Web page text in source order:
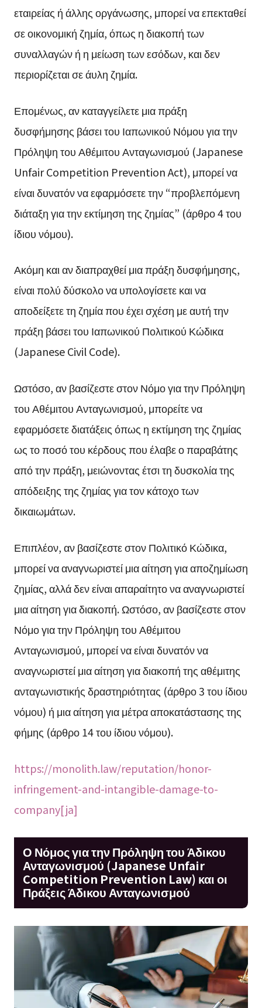
εταιρείας ή άλλης οργάνωσης, μπορεί να επεκταθεί
σε οικονομική ζημία, όπως η διακοπή των
συναλλαγών ή η μείωση των εσόδων, και δεν
περιορίζεται σε άυλη ζημία.
Επομένως, αν καταγγείλετε μια πράξη
δυσφήμησης βάσει του Ιαπωνικού Νόμου για την
Πρόληψη του Αθέμιτου Ανταγωνισμού (Japanese
Unfair Competition Prevention Act), μπορεί να
είναι δυνατόν να εφαρμόσετε την “προβλεπόμενη
διάταξη για την εκτίμηση της ζημίας” (άρθρο 4 του
ίδιου νόμου).
Ακόμη και αν διαπραχθεί μια πράξη δυσφήμησης,
είναι πολύ δύσκολο να υπολογίσετε και να
αποδείξετε τη ζημία που έχει σχέση με αυτή την
πράξη βάσει του Ιαπωνικού Πολιτικού Κώδικα
(Japanese Civil Code).
Ωστόσο, αν βασίζεστε στον Νόμο για την Πρόληψη
του Αθέμιτου Ανταγωνισμού, μπορείτε να
εφαρμόσετε διατάξεις όπως η εκτίμηση της ζημίας
ως το ποσό του κέρδους που έλαβε ο παραβάτης
από την πράξη, μειώνοντας έτσι τη δυσκολία της
απόδειξης της ζημίας για τον κάτοχο των
δικαιωμάτων.
Επιπλέον, αν βασίζεστε στον Πολιτικό Κώδικα,
μπορεί να αναγνωριστεί μια αίτηση για αποζημίωση
ζημίας, αλλά δεν είναι απαραίτητο να αναγνωριστεί
μια αίτηση για διακοπή. Ωστόσο, αν βασίζεστε στον
Νόμο για την Πρόληψη του Αθέμιτου
Ανταγωνισμού, μπορεί να είναι δυνατόν να
αναγνωριστεί μια αίτηση για διακοπή της αθέμιτης
ανταγωνιστικής δραστηριότητας (άρθρο 3 του ίδιου
νόμου) ή μια αίτηση για μέτρα αποκατάστασης της
φήμης (άρθρο 14 του ίδιου νόμου).
https://monolith.law/reputation/honor-
infringement-and-intangible-damage-to-
company[ja]
Ο Νόμος για την Πρόληψη του Άδικου
Ανταγωνισμού (Japanese Unfair
Competition Prevention Law) και οι
Πράξεις Άδικου Ανταγωνισμού